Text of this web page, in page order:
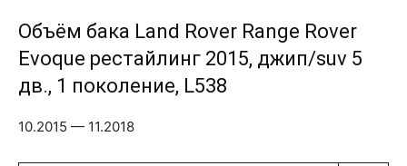
Объём бака Land Rover Range Rover
Evoque рестайлинг 2015, джип/suv 5
дв., 1 поколение, L538
10.2015 — 11.2018